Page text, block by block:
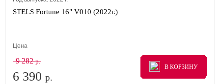
STELS Fortune 16" V010 (2022г.)
Цена
9 282р.
6 390 р.
В КОРЗИНУ
В КОРЗИНУ
В КОРЗИНУ